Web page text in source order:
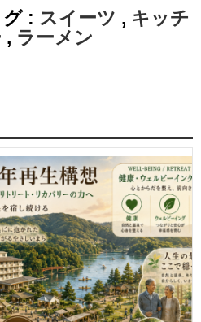
: スイーツ , キッチ
, ラーメン